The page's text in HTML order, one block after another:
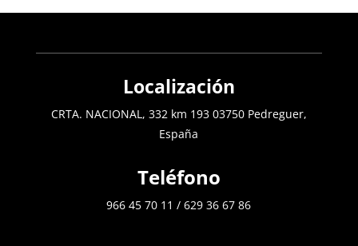
Localización
CRTA. NACIONAL, 332 km 193 03750 Pedreguer,
España
Teléfono
966 45 70 11 / 629 36 67 86